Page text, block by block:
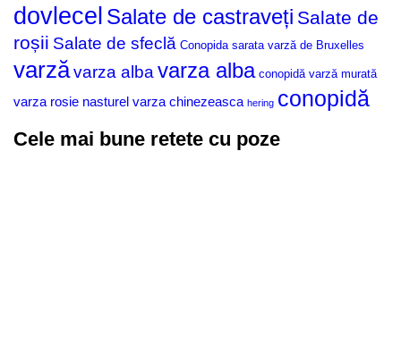
dovlecel Salate de castraveți Salate de
roșii Salate de sfeclă Conopida sarata varză de Bruxelles
varzăvarza alba varza alba conopidă varză murată
varza rosie nasturel varza chinezeasca hering conopidă
Cele mai bune retete cu poze